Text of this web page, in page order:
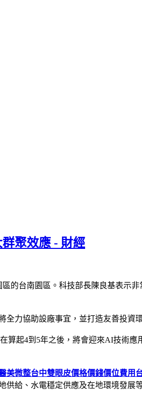
聚效應 - 財經
的台南園區。科技部長陳良基表示
全力協助設廠事宜，並打造友善投資
起4到5年之後，將會迎來AI技術應
美微整台中雙眼皮價格價錢價位費用
給、水電穩定供應及在地環境發展